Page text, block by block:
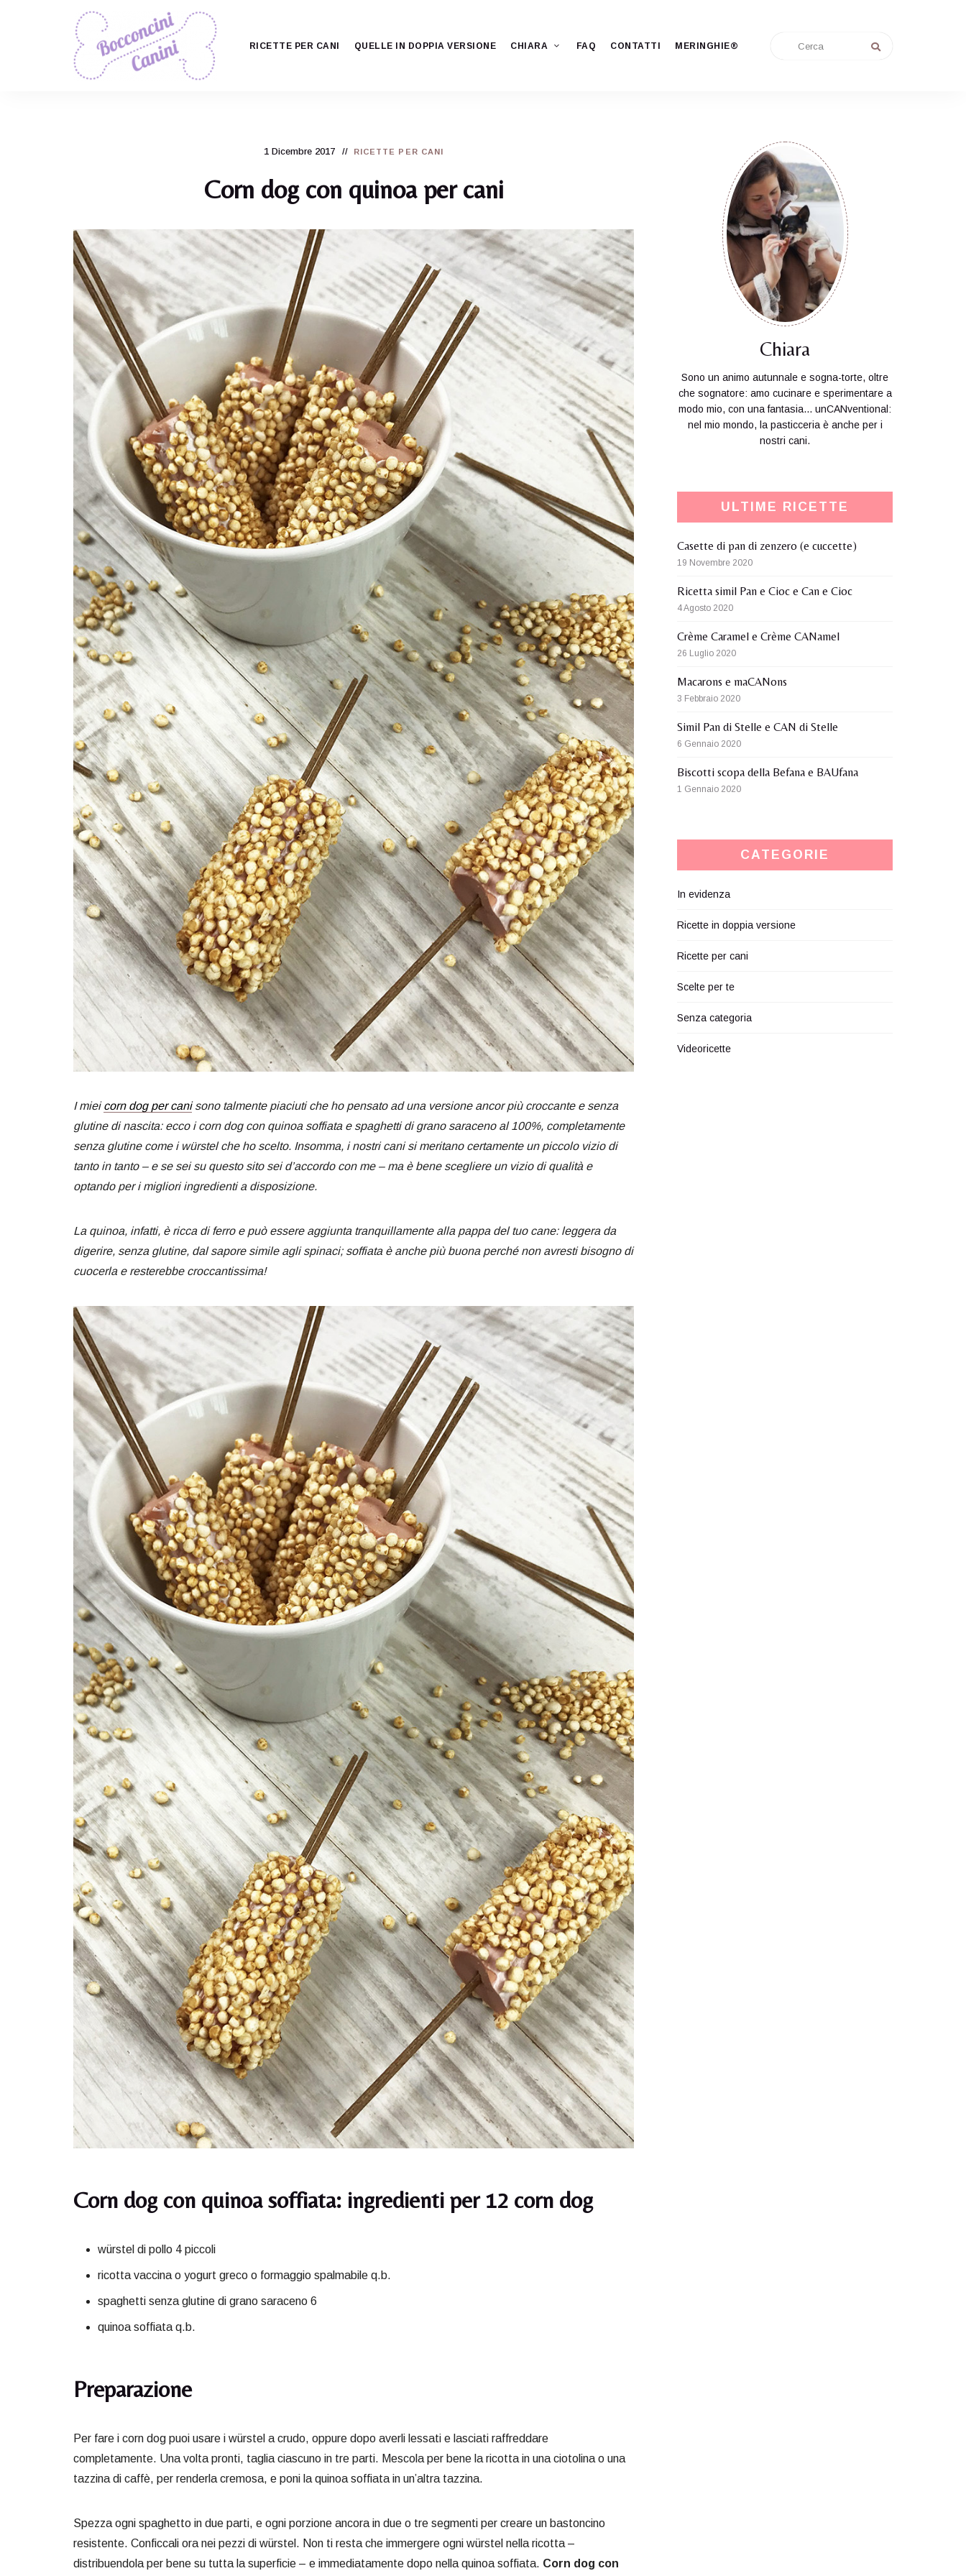
RICETTE PER CANI QUELLE IN DOPPIA VERSIONE CHIARA FAQ CONTATTI MERINGHIE®
1 Dicembre 2017 RICETTE PER CANI
Corn dog con quinoa per cani
I mieicorn dog per canisono talmente piaciuti che ho pensato ad una versione ancor più croccante e senza
glutine di nascita: ecco i corn dog con quinoa soffiata e spaghetti di grano saraceno al 100%, completamente
senza glutine come i würstel che ho scelto. Insomma, i nostri cani si meritano certamente un piccolo vizio di
tanto in tanto – e se sei su questo sito sei d’accordo con me – ma è bene scegliere un vizio di qualità e
optando per i migliori ingredienti a disposizione.
La quinoa, infatti, è ricca di ferro e può essere aggiunta tranquillamente alla pappa del tuo cane: leggera da
digerire, senza glutine, dal sapore simile agli spinaci; soffiata è anche più buona perché non avresti bisogno di
cuocerla e resterebbe croccantissima!
Corn dog con quinoa soffiata: ingredienti per 12 corn dog
würstel di pollo 4 piccoli
ricotta vaccina o yogurt greco o formaggio spalmabile q.b.
spaghetti senza glutine di grano saraceno 6
quinoa soffiata q.b.
Preparazione
Per fare i corn dog puoi usare i würstel a crudo, oppure dopo averli lessati e lasciati raffreddare
completamente. Una volta pronti, taglia ciascuno in tre parti. Mescola per bene la ricotta in una ciotolina o una
tazzina di caffè, per renderla cremosa, e poni la quinoa soffiata in un’altra tazzina.
Spezza ogni spaghetto in due parti, e ogni porzione ancora in due o tre segmenti per creare un bastoncino
resistente. Conficcali ora nei pezzi di würstel. Non ti resta che immergere ogni würstel nella ricotta –
distribuendola per bene su tutta la superficie – e immediatamente dopo nella quinoa soffiata. Corn dog con
Chiara
Sono un animo autunnale e sogna-torte, oltre
che sognatore: amo cucinare e sperimentare a
modo mio, con una fantasia... unCANventional:
nel mio mondo, la pasticceria è anche per i
nostri cani.
ULTIME RICETTE
Casette di pan di zenzero (e cuccette)
19 Novembre 2020
Ricetta simil Pan e Cioc e Can e Cioc
4 Agosto 2020
Crème Caramel e Crème CANamel
26 Luglio 2020
Macarons e maCANons
3 Febbraio 2020
Simil Pan di Stelle e CAN di Stelle
6 Gennaio 2020
Biscotti scopa della Befana e BAUfana
1 Gennaio 2020
CATEGORIE
In evidenza
Ricette in doppia versione
Ricette per cani
Scelte per te
Senza categoria
Videoricette